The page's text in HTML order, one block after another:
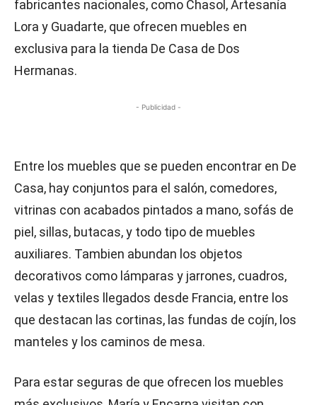
fabricantes nacionales, como Chasol, Artesanía
Lora y Guadarte, que ofrecen muebles en
exclusiva para la tienda De Casa de Dos
Hermanas.
- Publicidad -
Entre los muebles que se pueden encontrar en De
Casa, hay conjuntos para el salón, comedores,
vitrinas con acabados pintados a mano, sofás de
piel, sillas, butacas, y todo tipo de muebles
auxiliares. Tambien abundan los objetos
decorativos como lámparas y jarrones, cuadros,
velas y textiles llegados desde Francia, entre los
que destacan las cortinas, las fundas de cojín, los
manteles y los caminos de mesa.
Para estar seguras de que ofrecen los muebles